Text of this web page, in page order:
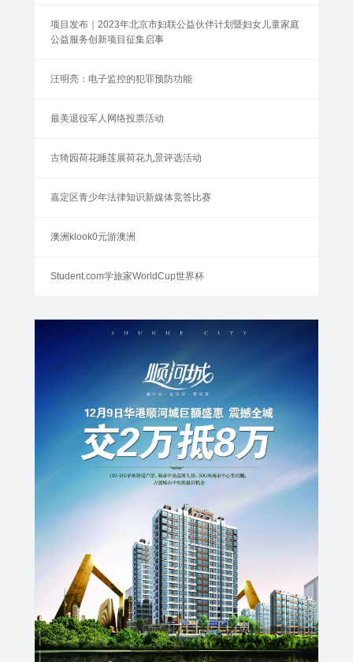
项目发布｜2023年北京市妇联公益伙伴计划暨妇女儿童家庭
公益服务创新项目征集启事
汪明亮：电子监控的犯罪预防功能
最美退役军人网络投票活动
古猗园荷花睡莲展荷花九景评选活动
嘉定区青少年法律知识新媒体竞答比赛
澳洲klook0元游澳洲
Student.com学旅家WorldCup世界杯